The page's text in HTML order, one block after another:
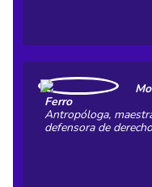
Ferro
Antropóloga,
defensora de